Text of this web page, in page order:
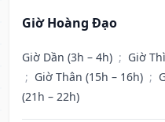
Giờ Hoàng Đạo
Giờ Dần (3h – 4h) ; Giờ
; Giờ Thân (15h – 16h) ;
(21h – 22h)